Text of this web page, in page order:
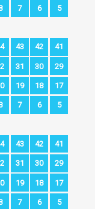
7 6 5
43 42 41
31 30 29
19 18 17
7 6 5
43 42 41
31 30 29
19 18 17
7 6 5